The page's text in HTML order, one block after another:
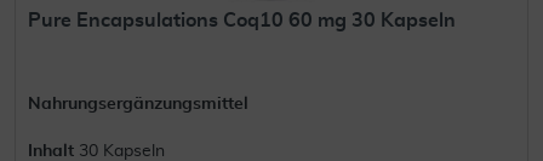
Pure Encapsulations Coq10 60 mg 30 Kapseln
Nahrungsergänzungsmittel
Inhalt 30 Kapseln